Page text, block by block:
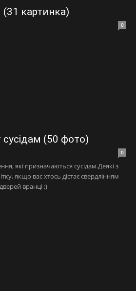
(31 картинка)
0
сусідам (50 фото)
0
які призначаються сусідам.Деякі з
якщо вас хтось дістає свердлінням
вранці ;)